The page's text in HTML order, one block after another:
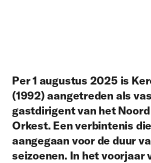
Per 1 augustus 2025 is
(1992) aangetreden als
gastdirigent van het
Orkest. Een verbintenis
aangegaan voor de duur
seizoenen. In het voorjaar